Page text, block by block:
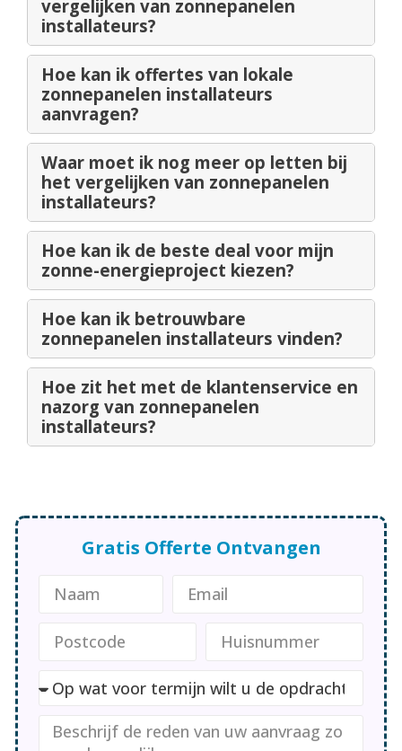
vergelijken van zonnepanelen
installateurs?
Hoe kan ik offertes van lokale
zonnepanelen installateurs
aanvragen?
Waar moet ik nog meer op letten bij
het vergelijken van zonnepanelen
installateurs?
Hoe kan ik de beste deal voor mijn
zonne-energieproject kiezen?
Hoe kan ik betrouwbare
zonnepanelen installateurs vinden?
Hoe zit het met de klantenservice en
nazorg van zonnepanelen
installateurs?
Gratis Offerte Ontvangen